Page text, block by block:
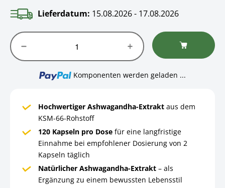
Lieferdatum: 15.08.2026 - 17.08.2026
Loading...
Komponenten werden geladen ...
Hochwertiger Ashwagandha-Extrakt aus dem
KSM-66-Rohstoff
120 Kapseln pro Dose für eine langfristige
Einnahme bei empfohlener Dosierung von 2
Kapseln täglich
Natürlicher Ashwagandha-Extrakt – als
Ergänzung zu einem bewussten Lebensstil